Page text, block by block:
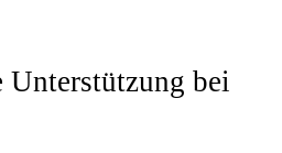
Unterstützung bei